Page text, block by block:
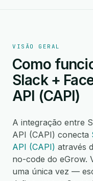
VISÃO GERAL
Como
Slack +
API (CAPI)
A integração entre
API (CAPI) conecta
API (CAPI) através
no-code do eGrow.
uma única vez —